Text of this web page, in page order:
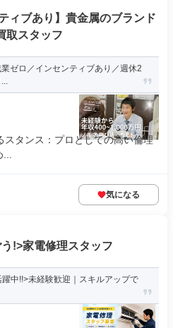
ィブあり】貴金属のブランド
取スタッフ
業ゼロ／インセンティブあり／週休2
スタンス：プロとしての高い倫理
気になる
!>家電修理スタッフ
中!!>未経験歓迎｜スキルアップで